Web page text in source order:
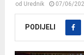
od Urednik 07/06/
PODIJELI